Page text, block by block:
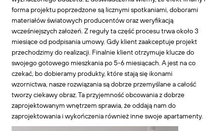
forma projektu poprzedzone są licznymi spotkaniami, doborami
materiałów światowych producentów oraz weryfikacją
wcześniejszych założeń. Z reguły ta część procesu trwa około 3
miesiące od podpisania umowy. Gdy klient zaakceptuje projekt
przechodzimy do realizacji. Finalnie klient otrzymuje klucze do
swojego gotowego mieszkania po 5-6 miesiącach. A jest na co
czekać, bo dobieramy produkty, które stają się ikonami
wzornictwa, nasze rozwiązania są dobrze przemyślane a całość
tworzy ciekawy obraz. Ta przyjemność obcowania z dobrze
zaprojektowanym wnętrzem sprawia, że oddają nam do
zaprojektowania i wykończenia również inne swoje apartamenty.